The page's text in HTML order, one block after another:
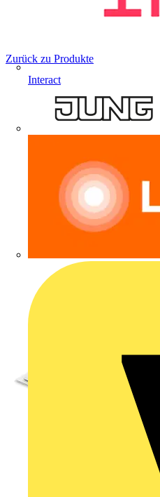
Interact
Zurück zu Produkte